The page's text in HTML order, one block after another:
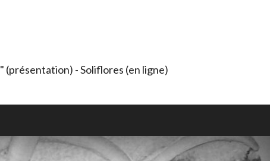
(présentation) - Soliflores (en ligne)